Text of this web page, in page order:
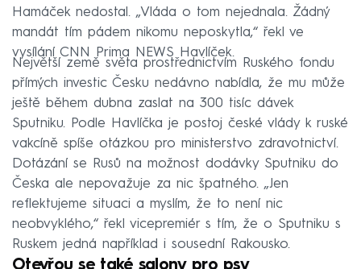
Hamáček nedostal. „Vláda o tom nejednala. Žádný
mandát tím pádem nikomu neposkytla,“ řekl ve
vysílání CNN Prima NEWS Havlíček.
Největší země světa prostřednictvím Ruského fondu
přímých investic Česku nedávno nabídla, že mu může
ještě během dubna zaslat na 300 tisíc dávek
Sputniku. Podle Havlíčka je postoj české vlády k ruské
vakcíně spíše otázkou pro ministerstvo zdravotnictví.
Dotázání se Rusů na možnost dodávky Sputniku do
Česka ale nepovažuje za nic špatného. „Jen
reflektujeme situaci a myslím, že to není nic
neobvyklého,“ řekl vicepremiér s tím, že o Sputniku s
Ruskem jedná například i sousední Rakousko.
Otevřou se také salony pro psy